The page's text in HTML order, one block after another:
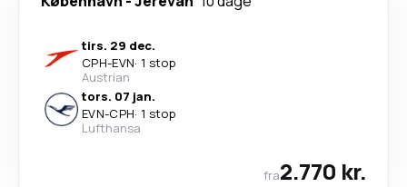
tirs. 29 dec.
CPH-EVN· 1 stop
Austrian
tors. 07 jan.
EVN-CPH· 1 stop
Lufthansa
fra2.770 kr.